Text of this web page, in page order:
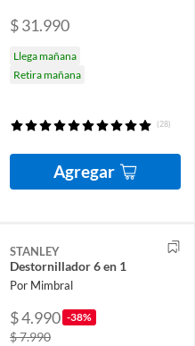
$ 31.990
Llega mañana
Retira mañana
(28)
Agregar
STANLEY
Destornillador 6 en 1
Por Mimbral
$ 4.990 -38%
$ 7.990